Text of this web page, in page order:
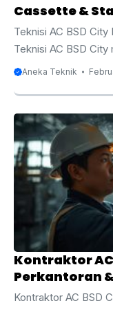
Cassette &
Teknisi AC BSD
Teknisi AC BSD City
yang membutuhkan
pertumbuhan
perumahan elite,
pusat perbelanjaan,
pendingin ruangan
keberadaan teknisi
berbagai jenis AC
menjadi sangat ...
Aneka Teknik
Kontraktor
Perkantoran
Kontraktor AC BSD